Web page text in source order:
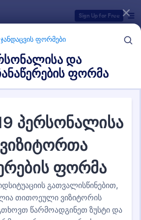
Sign Up for Free
ჯანდაცვის ფორმები
და
ფორმა
ფორმები
კატეგორიები